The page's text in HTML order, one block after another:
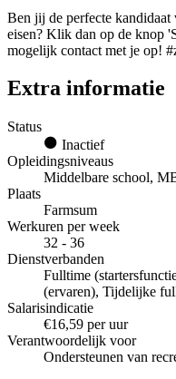
Ben jij de perfecte kandidaat
eisen? Klik dan op de knop
mogelijk contact met je op!
Extra informatie
Status
Inactief
Opleidingsniveaus
Middelbare school,
Plaats
Farmsum
Werkuren per week
32 - 36
Dienstverbanden
Fulltime
(ervaren), Tijdelijke
Salarisindicatie
€16,59 per uur
Verantwoordelijk voor
Ondersteunen van